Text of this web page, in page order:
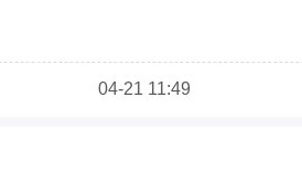
04-21 11:49